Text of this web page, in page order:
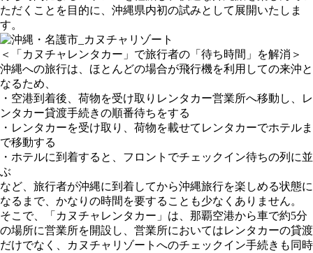
ただくことを目的に、沖縄県内初の試みとして展開いたしま
す。
＜「カヌチャレンタカー」で旅行者の「待ち時間」を解消＞
沖縄への旅行は、ほとんどの場合が飛行機を利用しての来沖と
なるため、
・空港到着後、荷物を受け取りレンタカー営業所へ移動し、レ
ンタカー貸渡手続きの順番待ちをする
・レンタカーを受け取り、荷物を載せてレンタカーでホテルま
で移動する
・ホテルに到着すると、フロントでチェックイン待ちの列に並
ぶ
など、旅行者が沖縄に到着してから沖縄旅行を楽しめる状態に
なるまで、かなりの時間を要することも少なくありません。
そこで、「カヌチャレンタカー」は、那覇空港から車で約5分
の場所に営業所を開設し、営業所においてはレンタカーの貸渡
だけでなく、カヌチャリゾートへのチェックイン手続きも同時